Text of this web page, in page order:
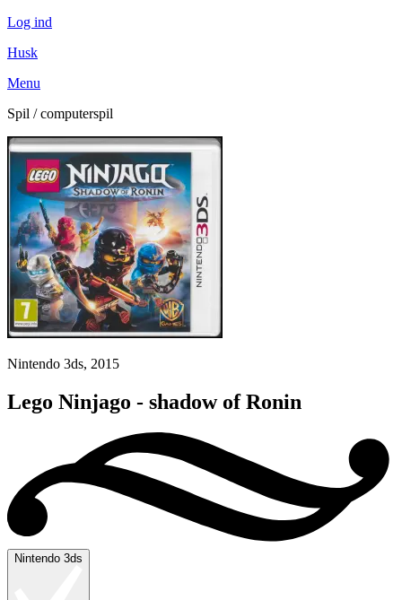
Log ind
Husk
Menu
Spil / computerspil
Nintendo 3ds, 2015
Lego Ninjago - shadow of Ronin
Nintendo 3ds